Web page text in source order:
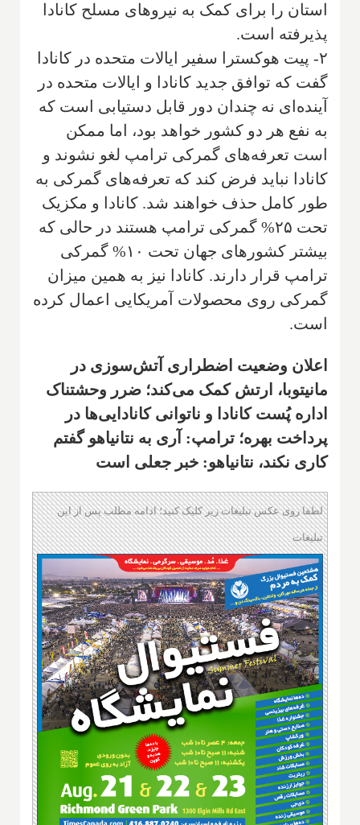
استان را برای کمک به نیروهای مسلح کانادا
پذیرفته است.
۲- پیت هوکسترا سفیر ایالات متحده در کانادا
گفت که توافق جدید کانادا و ایالات متحده در
آینده‌ای نه چندان دور قابل دستیابی است که
به نفع هر دو کشور خواهد بود، اما ممکن
است تعرفه‌های گمرکی ترامپ لغو نشوند و
کانادا نباید فرض کند که تعرفه‌های گمرکی به
طور کامل حذف خواهند شد. کانادا و مکزیک
تحت ۲۵% گمرکی ترامپ هستند در حالی که
بیشتر کشورهای جهان تحت ۱۰% گمرکی
ترامپ قرار دارند. کانادا نیز به همین میزان
گمرکی روی محصولات آمریکایی اعمال کرده
است.
اعلان وضعیت اضطراری آتش‌سوزی در
مانیتوبا، ارتش کمک می‌کند؛ ضرر وحشتناک
اداره پُست کانادا و ناتوانی کانادایی‌ها در
پرداخت بهره؛ ترامپ: آری به نتانیاهو گفتم
کاری نکند، نتانیاهو: خبر جعلی است
لطفا روی عکس تبلیغات زیر کلیک کنید؛ ادامه مطلب پس از این
تبلیغات